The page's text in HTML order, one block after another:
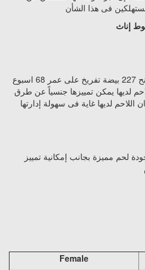
هو الأفضل لإنتاج الأمهات حيث تمنح 227 بيضة تفريخ على عمر 68 اسبوع
لديها يمكن تمييزها جنسياً عن طرق
لحم مميزة بجانب إمكانية تمييز
Female